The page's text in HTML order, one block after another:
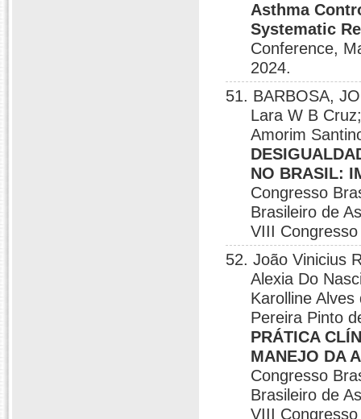
Asthma
Systematic
Conference,
2024.
51. BARBOSA,
Lara W B
Amorim
NO BRASIL:
Congresso
Brasileiro de
VIII
52. João Vinicius
Alexia Do
Karolline
Pereira Pinto
PRÁTICA
MANEJO DA
Congresso
Brasileiro de
VIII